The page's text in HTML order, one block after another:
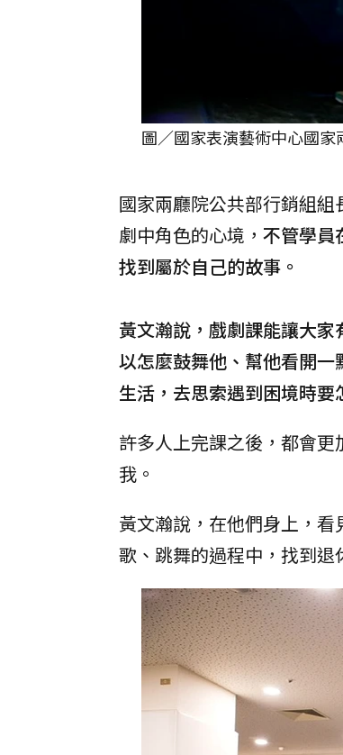
圖／國家表演藝術中心國家
國家兩廳院公共部行銷組
劇中角色的心境， 不管學員
找到屬於自己的故事。
黃文瀚說，戲劇課能讓大
以怎麼鼓舞他、幫他看開
生活，去思索遇到困境時
許多人上完課之後，都會
我。
黃文瀚說，在他們身上，
歌、跳舞的過程中，找到退